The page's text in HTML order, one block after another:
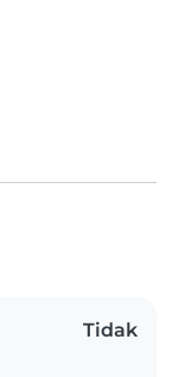
Tidak